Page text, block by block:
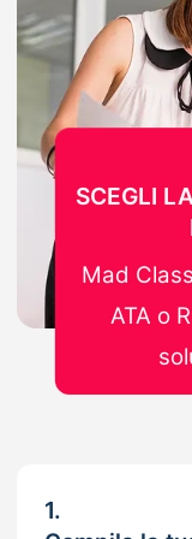
1.
SCEGLI
Mad
ATA o